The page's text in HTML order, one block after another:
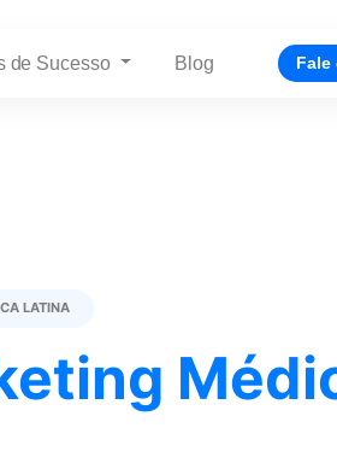
de Sucesso Blog Fale
LATINA